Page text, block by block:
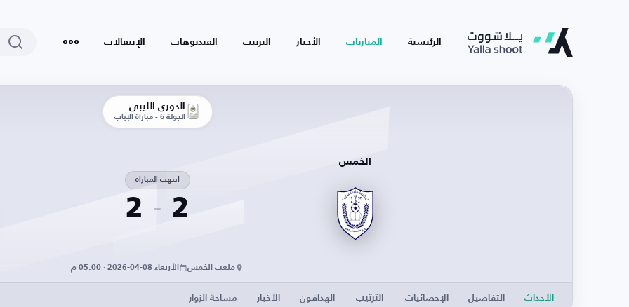
الرئيسية المباريات الأخبار الترتيب الفيديوهات الإنتقالات
الدوري الليبي
الجولة 6 - مباراة الإياب
الخمس
2
انتهت المباراة
2
ملعب الخمس الأربعاء 08-04-2026 · 05:00 م
الأحداث التفاصيل الإحصائيات الترتيب الهدافون الأخبار مساحة الزوار